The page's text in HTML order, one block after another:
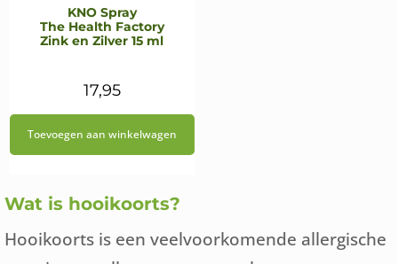
KNO Spray
The Health Factory
Zink en Zilver 15 ml
17,95
Toevoegen aan winkelwagen
Wat is hooikoorts?
Hooikoorts is een veelvoorkomende allergische